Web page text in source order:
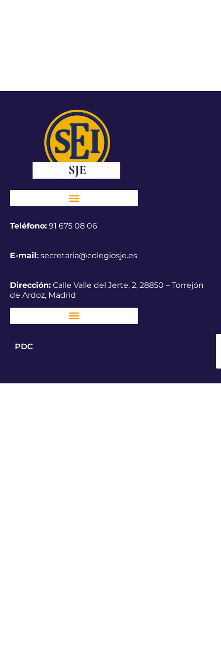
Teléfono: 91 675 08 06
E-mail: secretaria@colegiosje.es
Dirección: Calle Valle del Jerte, 2, 28850 – Torrejón
de Ardoz, Madrid
PDC